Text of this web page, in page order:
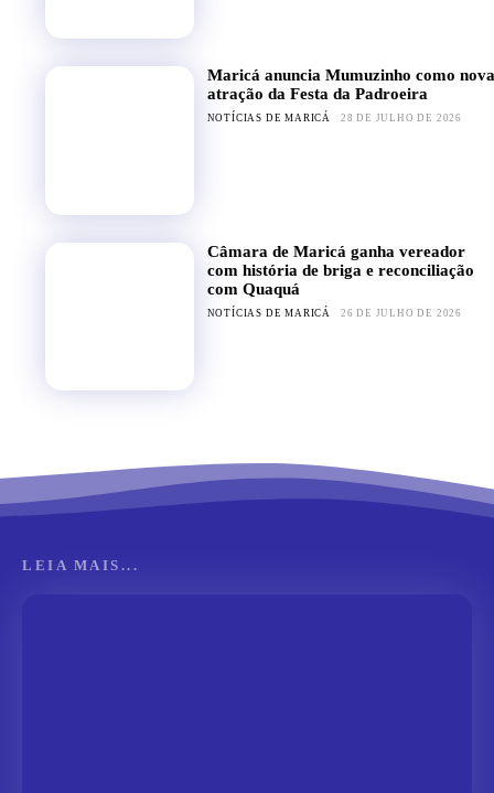
Maricá anuncia Mumuzinho como nova
atração da Festa da Padroeira
NOTÍCIAS DE MARICÁ 28 DE JULHO DE 2026
Câmara de Maricá ganha vereador
com história de briga e reconciliação
com Quaquá
NOTÍCIAS DE MARICÁ 26 DE JULHO DE 2026
LEIA MAIS...